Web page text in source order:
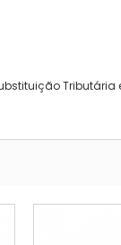
Tributária